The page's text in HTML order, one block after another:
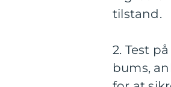
tilstand.
2. Test
bums,